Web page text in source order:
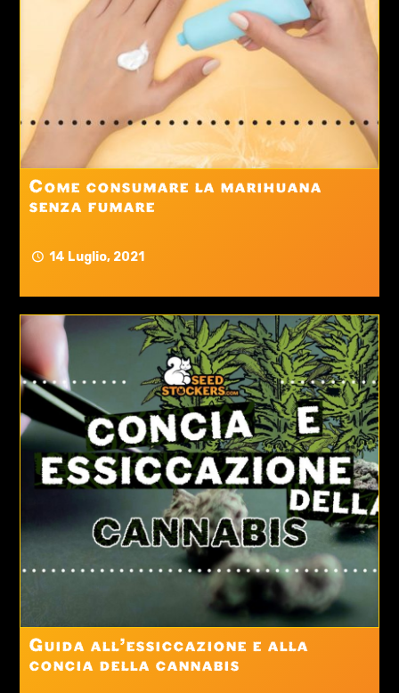
14 Luglio, 2021
Come consumare la marihuana
senza fumare
Guida all’essiccazione e alla
concia della cannabis